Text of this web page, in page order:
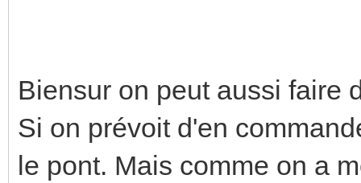
Biensur on peut aussi faire
Si on prévoit d'en
le pont. Mais comme on a